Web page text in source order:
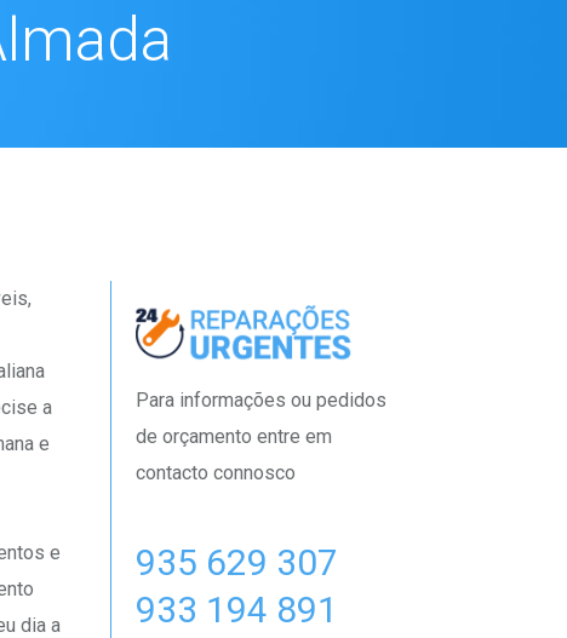
a
e
e
dia a
Para informações ou pedidos
de orçamento entre em
contacto connosco
935 629 307
933 194 891